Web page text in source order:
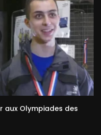
aux Olympiades des